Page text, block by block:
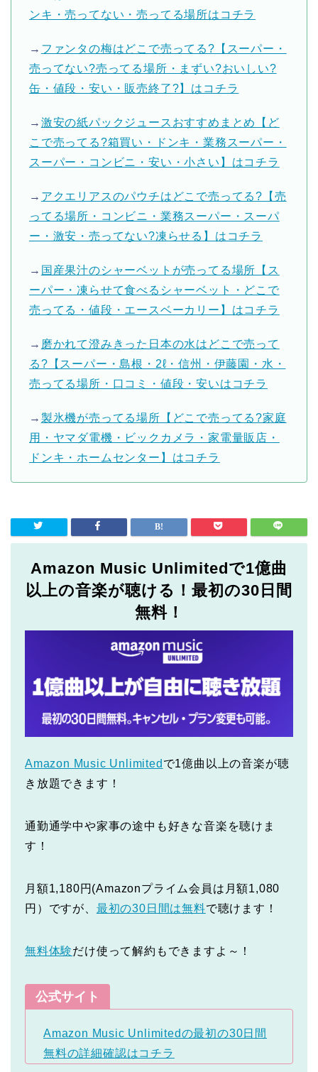
ンキ・売ってない・売ってる場所はコチラ
→ ファンタの梅はどこで売ってる?【スーパー・
売ってない?売ってる場所・まずい?おいしい?
缶・値段・安い・販売終了?】はコチラ
→ 激安の紙パックジュースおすすめまとめ【ど
こで売ってる?箱買い・ドンキ・業務スーパー・
スーパー・コンビニ・安い・小さい】はコチラ
→ アクエリアスのパウチはどこで売ってる?【売
ってる場所・コンビニ・業務スーパー・スーパ
ー・激安・売ってない?凍らせる】はコチラ
→ 国産果汁のシャーベットが売ってる場所【ス
ーパー・凍らせて食べるシャーベット・どこで
売ってる・値段・エースベーカリー】はコチラ
→ 磨かれて澄みきった日本の水はどこで売って
る?【スーパー・島根・2ℓ・信州・伊藤園・水・
売ってる場所・口コミ・値段・安いはコチラ
→ 製氷機が売ってる場所【どこで売ってる?家庭
用・ヤマダ電機・ビックカメラ・家電量販店・
ドンキ・ホームセンター】はコチラ
Amazon Music Unlimitedで1億曲
以上の音楽が聴ける！最初の30日間
無料！
Amazon Music Unlimited で1億曲以上の音楽が聴
き放題できます！
通勤通学中や家事の途中も好きな音楽を聴けま
す！
月額1,180円(Amazonプライム会員は月額1,080
円）ですが、 最初の30日間は無料で聴けます！
無料体験だけ使って解約もできますよ～！
公式サイト
Amazon Music Unlimitedの最初の30日間
無料の詳細確認はコチラ